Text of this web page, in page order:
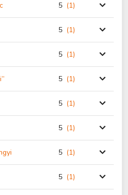
5 (1)
5 (1)
5 (1)
5 (1)
5 (1)
5 (1)
5 (1)
5 (1)